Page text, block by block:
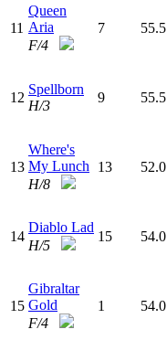
11
Queen
Aria
F/4
7 55.5
12
Spellborn
H/3
9 55.5
13
Where's
My Lunch
H/8
13 52.0
14
Diablo Lad
H/5
15 54.0
15
Gibraltar
Gold
F/4
1 54.0